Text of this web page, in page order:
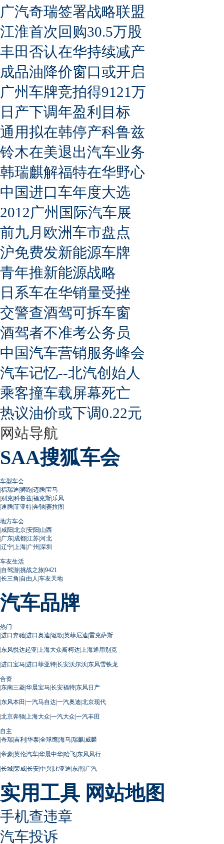
广汽奇瑞签署战略联盟
江淮首次回购30.5万股
丰田否认在华持续减产
成品油降价窗口或开启
广州车牌竞拍得9121万
日产下调年盈利目标
通用拟在韩停产科鲁兹
铃木在美退出汽车业务
韩瑞麒解福特在华野心
中国进口车年度大选
2012广州国际汽车展
前九月欧洲车市盘点
沪免费发新能源车牌
青年推新能源战略
日系车在华销量受挫
交警查酒驾可拆车窗
酒驾者不准考公务员
中国汽车营销服务峰会
汽车记忆--北汽创始人
乘客撞车载屏幕死亡
热议油价或下调0.22元
网站导航
SAA搜狐车会
车型车会
|福瑞迪|狮跑|迈腾|宝马
|别克|科鲁兹|福克斯|乐风
|速腾|菲亚特|奔驰|赛拉图
地方车会
|咸阳|北京|安阳|山西
|广东|成都|江苏|河北
|辽宁| 上海|广州 |深圳
车友生活
|自驾游|挑战之旅|9421
|长三角 |自由人 |车友天地
汽车品牌
热门
|进口奔驰|进口奥迪|讴歌|英菲尼迪|雷克萨斯
|东风悦达起亚| 上海大众斯柯达| 上海通用别克
|进口宝马|进口菲亚特|长安沃尔沃|东风雪铁龙
合资
|东南三菱|华晨宝马|长安福特|东风日产
|东风本田 |一汽马自达|一汽奥迪|北京现代
|北京奔驰| 上海大众|一汽大众|一汽丰田
自主
|奇瑞|吉利|华泰|全球鹰|海马|瑞麒|威麟
|帝豪|英伦汽车|华晨中华|哈飞|东风风行
|长城|荣威|长安|中兴|比亚迪|东南|广汽
实用工具 网站地图
手机查违章
汽车投诉